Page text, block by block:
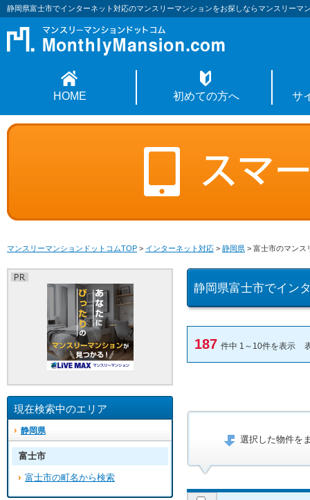
静岡県富士市でインターネット対応のマンスリーマンションをお探しならマンスリーマ
HOME 初めての方へ サ
マンスリーマンションドットコムTOP > インターネット対応 > 静岡県 > 富士市のマンス
静岡県富士市でイン
187 件中 1～10件を表示
選択した物件を
現在検索中のエリア
静岡県
富士市
富士市の町名から検索